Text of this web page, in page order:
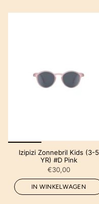
Izipizi Zonnebril Kids (3-5
YR) #D Pink
€30,00
IN WINKELWAGEN